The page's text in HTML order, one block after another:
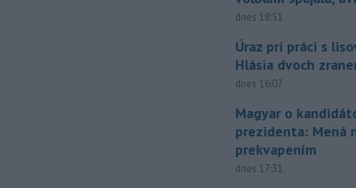
dnes 18:51
Úraz pri práci s
Hlásia dvoch
dnes 16:07
Magyar o
prezidenta: Mená
prekvapením
dnes 17:31